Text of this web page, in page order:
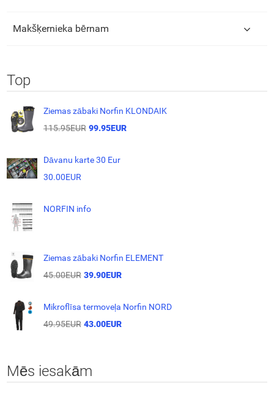
Makšķernieka bērnam
Top
Ziemas zābaki Norfin KLONDAIK
115.95EUR 99.95EUR
Dāvanu karte 30 Eur
30.00EUR
NORFIN info
Ziemas zābaki Norfin ELEMENT
45.00EUR 39.90EUR
Mikroflīsa termoveļa Norfin NORD
49.95EUR 43.00EUR
Mēs iesakām